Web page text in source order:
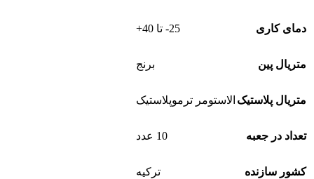
دمای کاری 25- تا 40+
متریال پین برنج
متریال پلاستیک الاستومر ترموپلاستیک
تعداد در جعبه 10 عدد
کشور سازنده
ترکیه